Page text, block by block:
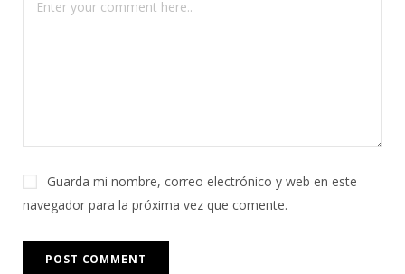
Guarda mi nombre, correo electrónico y web en este
navegador para la próxima vez que comente.